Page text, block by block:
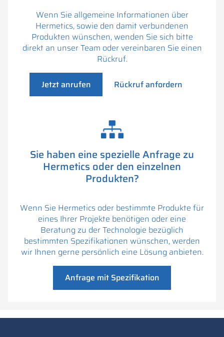
Wenn Sie allgemeine Informationen über
Hermetics, sowie den damit verbundenen
Produkten wünschen, wenden Sie sich bitte
direkt an unser Team oder vereinbaren Sie einen
Rückruf.
Jetzt anrufen Rückruf anfordern
Sie haben eine spezielle Anfrage zu
Hermetics oder den einzelnen
Produkten?
Wenn Sie Hermetics oder bestimmte Produkte für
eines Ihrer Projekte benötigen oder eine
Beratung zu der Technologie bezüglich
bestimmten Spezifikationen wünschen, werden
wir Ihnen gerne persönlich eine Lösung anbieten.
Anfrage mit Spezifikation